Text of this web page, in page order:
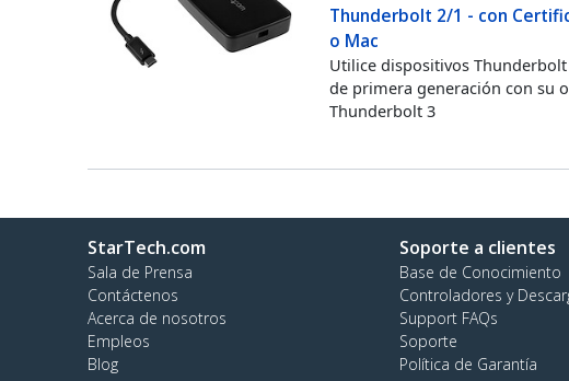
Thunderbolt 2/1 - con
o Mac
Utilice dispositivos
de primera generación con su
Thunderbolt 3
StarTech.com
Sala de Prensa
Contáctenos
Acerca de nosotros
Empleos
Blog
Soporte a clientes
Base de Conocimiento
Controladores y
Support FAQs
Soporte
Política de Garantía